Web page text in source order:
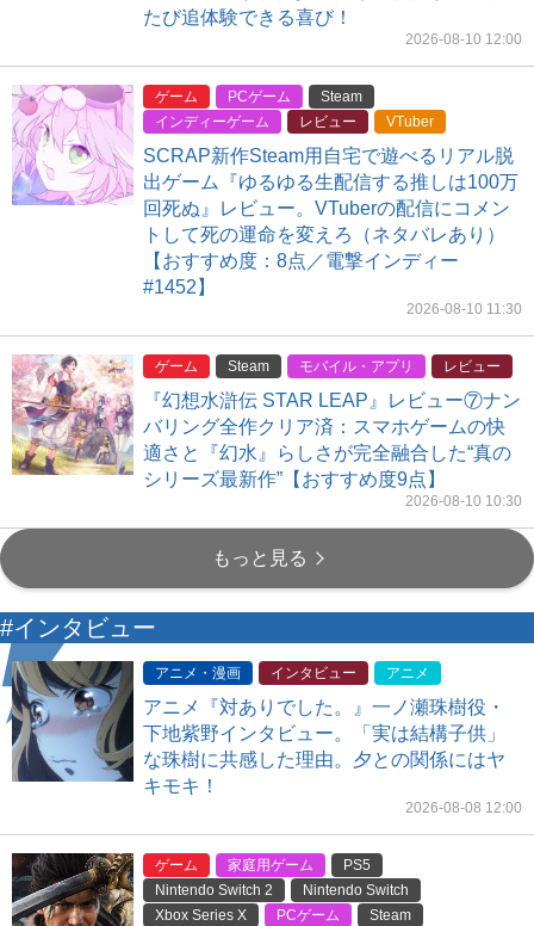
たび追体験できる喜び！
2026-08-10 12:00
ゲーム PCゲーム
Steam
インディーゲーム
レビュー VTuber
SCRAP新作Steam用自宅で遊べるリアル脱
出ゲーム『ゆるゆる生配信する推しは100万
回死ぬ』レビュー。VTuberの配信にコメン
トして死の運命を変えろ（ネタバレあり）
【おすすめ度：8点／電撃インディー
#1452】
2026-08-10 11:30
ゲーム Steam モバイル・アプリ レビュー
『幻想水滸伝 STAR LEAP』レビュー⑦ナン
バリング全作クリア済：スマホゲームの快
適さと『幻水』らしさが完全融合した“真の
シリーズ最新作”【おすすめ度9点】
2026-08-10 10:30
もっと見る
#インタビュー
アニメ・漫画 インタビュー アニメ
アニメ『対ありでした。』一ノ瀬珠樹役・
下地紫野インタビュー。「実は結構子供」
な珠樹に共感した理由。夕との関係にはヤ
キモキ！
2026-08-08 12:00
ゲーム 家庭用ゲーム
PS5
Nintendo Switch 2
Nintendo Switch
Xbox Series X
PCゲーム
Steam